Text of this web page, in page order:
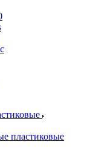
пластиковые